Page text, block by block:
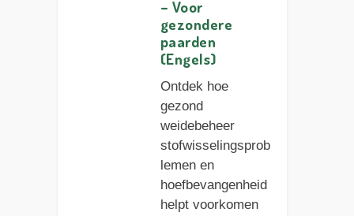
– Voor
gezondere
paarden
(Engels)
Ontdek hoe
gezond
weidebeheer
stofwisselingsprob
lemen en
hoefbevangenheid
helpt voorkomen